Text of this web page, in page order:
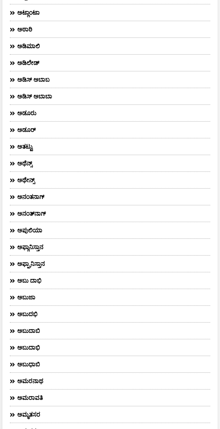
ಅಟ್ಲಾಂಟಾ
ಅಠಾರಿ
ಅಡಿಮಾಲಿ
ಅಡಿಲೇಡ್
ಅಡಿಸ್ ಅಬಾಬ
ಅಡಿಸ್ ಅಬಾಬಾ
ಅಡೂರು
ಅಡೂರ್
ಅತಟ್ಟು
ಅಥೆನ್ಸ್
ಅಥೇನ್ಸ್‌
ಅನಂತನಾಗ್
ಅನಂತ್‌ನಾಗ್‌
ಅಪುಲಿಯಾ
ಅಫ್ಗಾನಿಸ್ತಾನ
ಅಫ್ಘಾನಿಸ್ತಾನ
ಅಬು ದಾಭಿ
ಅಬುಜಾ
ಅಬುದಭಿ
ಅಬುದಾಬಿ
ಅಬುದಾಭಿ
ಅಬುಧಾಬಿ
ಅಮರನಾಥ
ಅಮರಾವತಿ
ಅಮೃತಸರ